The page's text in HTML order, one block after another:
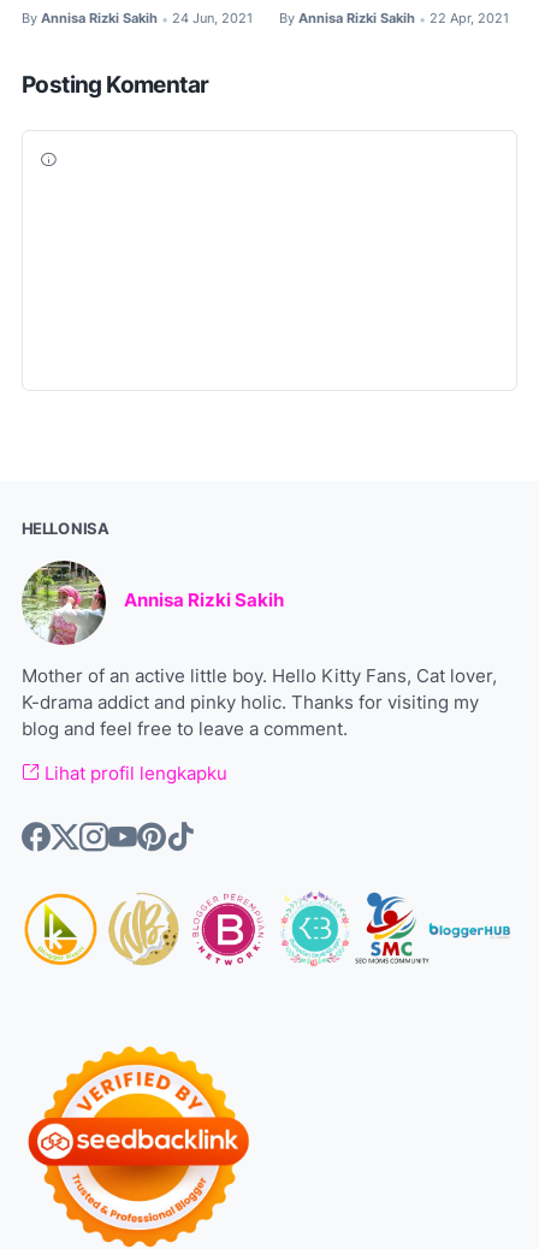
By Annisa Rizki Sakih • 24 Jun, 2021 By Annisa Rizki Sakih • 22 Apr, 2021
Posting Komentar
HELLO NISA
Annisa Rizki Sakih
Mother of an active little boy. Hello Kitty Fans, Cat lover,
K-drama addict and pinky holic. Thanks for visiting my
blog and feel free to leave a comment.
Lihat profil lengkapku